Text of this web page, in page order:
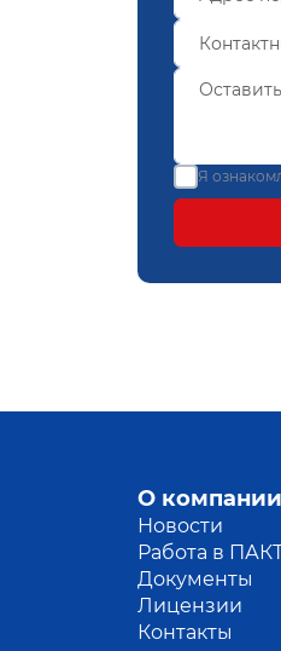
Я
О компании
Новости
Работа в
Документы
Лицензии
Контакты